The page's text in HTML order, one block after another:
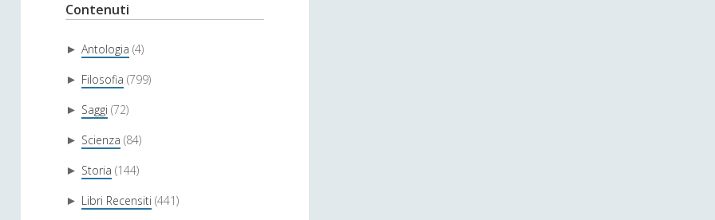
Contenuti
► Antologia (4)
► Filosofia (799)
► Saggi (72)
► Scienza (84)
► Storia (144)
► Libri Recensiti (441)